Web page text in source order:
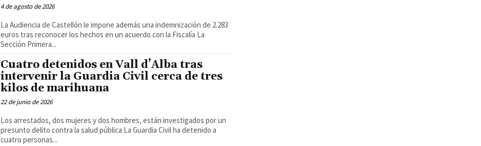
4 de agosto de 2026
La Audiencia de Castellón le impone además una indemnización de 2.283
euros tras reconocer los hechos en un acuerdo con la Fiscalía La
Sección Primera...
Cuatro detenidos en Vall d’Alba tras
intervenir la Guardia Civil cerca de tres
kilos de marihuana
22 de junio de 2026
Los arrestados, dos mujeres y dos hombres, están investigados por un
presunto delito contra la salud pública La Guardia Civil ha detenido a
cuatro personas...